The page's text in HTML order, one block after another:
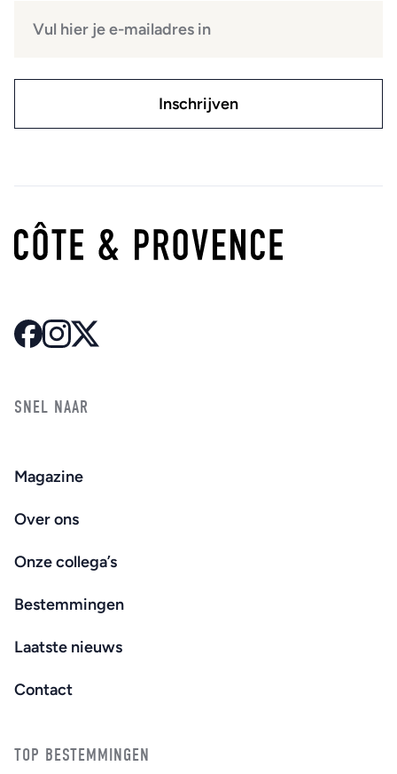
SNEL NAAR
Magazine
Over ons
Onze collega’s
Bestemmingen
Laatste nieuws
Contact
TOP BESTEMMINGEN